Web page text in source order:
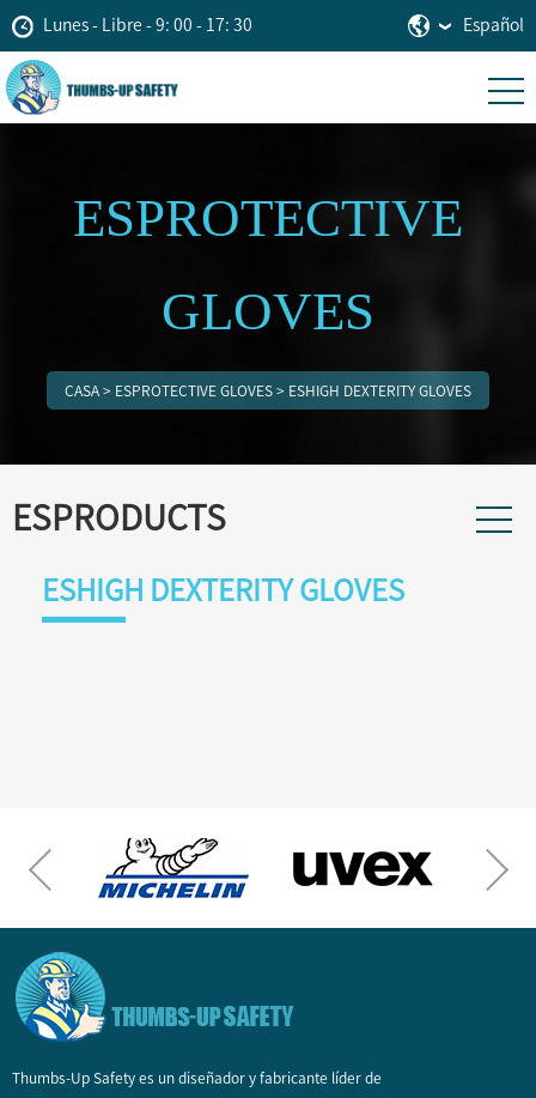
Lunes - Libre - 9: 00 - 17: 30 Español
ESPROTECTIVE
GLOVES
CASA > ESPROTECTIVE GLOVES > ESHIGH DEXTERITY GLOVES
ESPRODUCTS
ESHIGH DEXTERITY GLOVES
Thumbs-Up Safety es un diseñador y fabricante líder de